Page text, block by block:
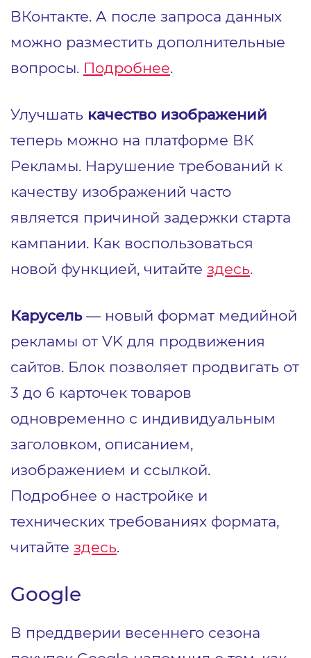
ВКонтакте. А после запроса данных
можно разместить дополнительные
вопросы. Подробнее.
Улучшать качество изображений
теперь можно на платформе ВК
Рекламы. Нарушение требований к
качеству изображений часто
является причиной задержки старта
кампании. Как воспользоваться
новой функцией, читайте здесь.
Карусель— новый формат медийной
рекламы от VK для продвижения
сайтов. Блок позволяет продвигать от
3 до 6 карточек товаров
одновременно с индивидуальным
заголовком, описанием,
изображением и ссылкой.
Подробнее о настройке и
технических требованиях формата,
читайте здесь.
Google
В преддверии весеннего сезона